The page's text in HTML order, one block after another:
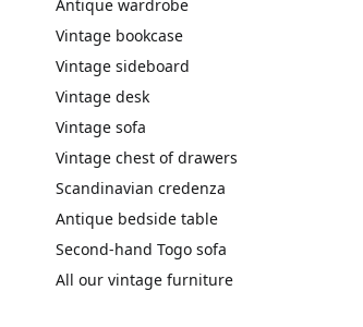
Antique wardrobe
Vintage bookcase
Vintage sideboard
Vintage desk
Vintage sofa
Vintage chest of drawers
Scandinavian credenza
Antique bedside table
Second-hand Togo sofa
All our vintage furniture